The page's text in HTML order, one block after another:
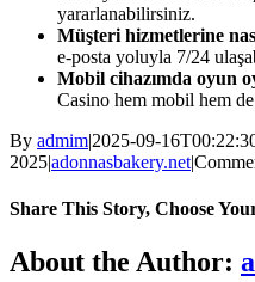
yararlanabilirsiniz.
Müşteri hizmetlerine
e-posta yoluyla 7/24
Mobil cihazımda oyun
Casino hem mobil hem
By admim|2025-09-
2025|adonnasbakery.net|
Share This Story, Choose
Facebook
Twitter
Reddit
LinkedIn
WhatsApp
Telegram
Tumblr
Pinterest
Vk
Xing
Email
About the Author: